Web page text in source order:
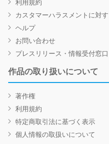
利用規約
カスタマーハラスメントに対
ヘルプ
お問い合わせ
プレスリリース・情報受付窓口
作品の取り扱いについて
著作権
利用規約
特定商取引法に基づく表示
個人情報の取扱いについて